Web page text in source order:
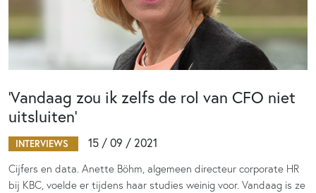
‘Vandaag zou ik zelfs de rol van CFO niet
uitsluiten’
INTERVIEWS 15 / 09 / 2021
Cijfers en data. Anette Böhm, algemeen directeur corporate HR
bij KBC, voelde er tijdens haar studies weinig voor. Vandaag is ze